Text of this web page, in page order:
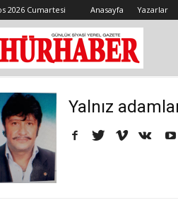
2026 Cumartesi Anasayfa Yazarlar
Yalnız